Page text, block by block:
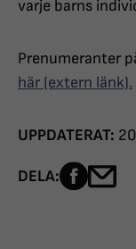
varje barns
Prenumeranter
här (extern länk).
UPPDATERAT:
DELA: Dela